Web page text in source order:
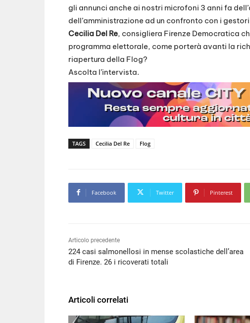
gli annunci anche ai nostri microfoni 3 anni fa
dell’amministrazione ad un confronto con i
Cecilia Del Re, consigliera Firenze Democratica
programma elettorale, come porterà avanti la
riapertura della Flog?
Ascolta l’intervista.
TAGS Cecilia Del Re Flog
Facebook Twitter Pinterest
Articolo precedente
224 casi salmonellosi in mense scolastiche dell’area
di Firenze. 26 i ricoverati totali
Articoli correlati